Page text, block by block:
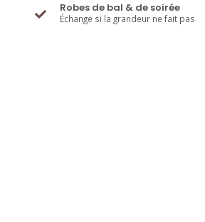
Robes de bal & de soirée
Échange si la grandeur ne fait pas